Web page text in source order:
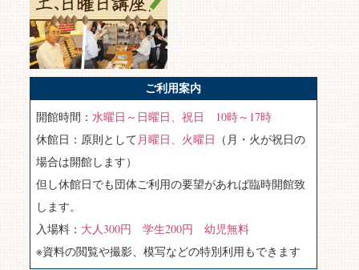
ご利用案内
開館時間：水曜日～日曜日、祝日 10時～17時
休館日：原則として 月曜日、火曜日 （月・火が祝日の
場合は開館します）
但し休館日でも団体ご利用の要望があれば臨時開館致
します。
入場料： 大人300円 学生200円 幼児無料
※資料の閲覧や撮影、模写などの特別利用もできます